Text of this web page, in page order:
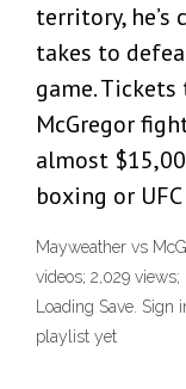
territory, he’s
takes to
game.
McGregor
almost
boxing or
Mayweather vs
videos; 2,029 views;
Loading Save.
playlist yet